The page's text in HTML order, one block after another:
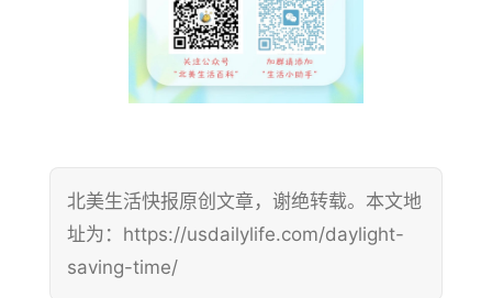
北美生活快报原创文章，谢绝转载。本文地
址为：https://usdailylife.com/daylight-
saving-time/